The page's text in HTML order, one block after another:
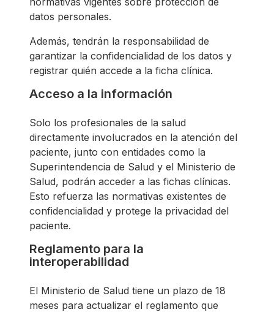
datos personales.
Además, tendrán la responsabilidad de
garantizar la confidencialidad de los datos y
registrar quién accede a la ficha clínica.
Acceso a la información
Solo los profesionales de la salud
directamente involucrados en la atención del
paciente, junto con entidades como la
Superintendencia de Salud y el Ministerio de
Salud, podrán acceder a las fichas clínicas.
Esto refuerza las normativas existentes de
confidencialidad y protege la privacidad del
paciente.
Reglamento para la
interoperabilidad
El Ministerio de Salud tiene un plazo de 18
meses para actualizar el reglamento que